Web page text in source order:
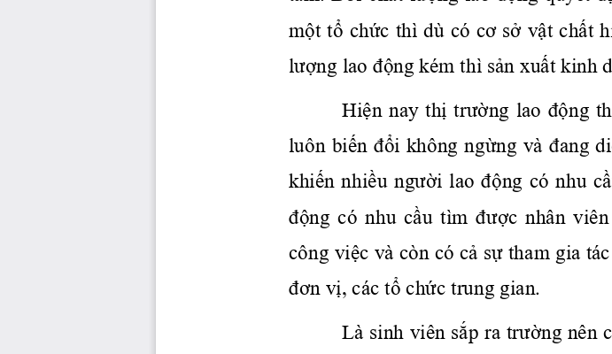
một tổ chức thì dù có cơ sở vật chất
lượng lao động kém thì sản xuất kinh
Hiện
  nay
thị trường
  lao
động
luôn biến đổi không ngừng và đang
khiến nhiều người
  lao
động
  có  nhu
động
  có  nhu
cầu
  tìm
được
nhân  viên
công việc và còn có cả sự tham gia tác
đơn vị, các tổ chức trung gian.
Là sinh viên sắp ra trường nên